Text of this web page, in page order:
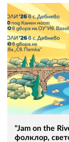
"Jam on the
фолклор,